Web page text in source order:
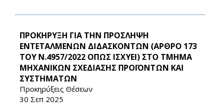
ΠΡΟΚΗΡΥΞΗ ΓΙΑ ΤΗΝ ΠΡΟΣΛΗΨΗ
ΕΝΤΕΤΑΛΜΕΝΩΝ ΔΙΔΑΣΚΟΝΤΩΝ (ΑΡΘΡΟ 173
ΤΟΥ Ν.4957/2022 ΟΠΩΣ ΙΣΧΥΕΙ) ΣΤΟ ΤΜΗΜΑ
ΜΗΧΑΝΙΚΩΝ ΣΧΕΔΙΑΣΗΣ ΠΡΟΪΟΝΤΩΝ ΚΑΙ
ΣΥΣΤΗΜΑΤΩΝ
Προκηρύξεις Θέσεων
30 Σεπ 2025